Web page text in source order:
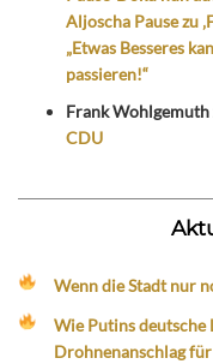
Aljoscha Pause zu
„Etwas Besseres
passieren!“
Frank Wohlgemuth
CDU
Wenn die Stadt nur
Wie Putins deutsche
Drohnenanschlag